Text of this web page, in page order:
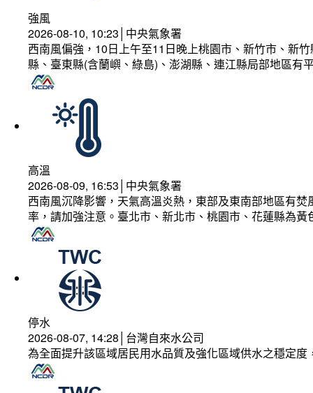
強風
2026-08-10, 10:23│中央氣象署
西南風偏強，10日上午至11日晚上桃園市、新竹市、新
縣、臺東縣(含蘭嶼、綠島)、澎湖縣、連江縣局部地區
高溫
2026-08-09, 16:53│中央氣象署
西南風沉降影響，天氣高溫炎熱，東部及東南部地區有
率，請加強注意。臺北市、新北市、桃園市、花蓮縣為
停水
2026-08-07, 14:28│台灣自來水公司
為全面提升該區域居民用水品質及強化區域供水之穩定